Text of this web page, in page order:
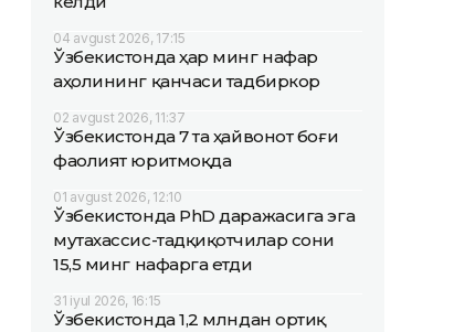
04 avgust 2026, 17:15
Ўзбекистонда ҳар минг нафар
аҳолининг қанчаси тадбиркор
02 avgust 2026, 11:37
Ўзбекистонда 7 та ҳайвонот боғи
фаолият юритмоқда
01 avgust 2026, 12:10
Ўзбекистонда PhD даражасига эга
мутахассис-тадқиқотчилар сони
15,5 минг нафарга етди
31 iyul 2026, 16:15
Ўзбекистонда 1,2 млндан ортиқ